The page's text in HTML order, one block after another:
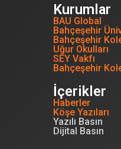
Kurumlar
BAU Global
Bahçeşehir
Bahçeşehir
Uğur Okulları
SEY Vakfı
Bahçeşehir
İçerikler
Haberler
Köşe Yazıları
Yazılı Basın
Dijital Basın